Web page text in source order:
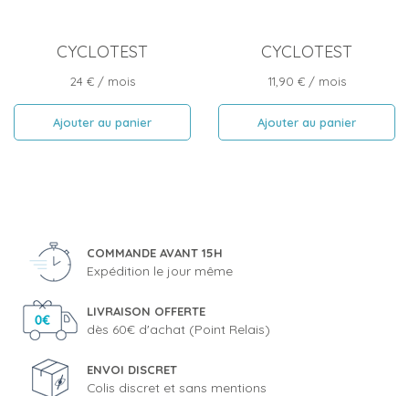
CYCLOTEST
Prix
24 €/ mois
Ajouter au panier
CYCLOTEST
Prix
11,90 €/ mois
Ajouter au panier
COMMANDE AVANT 15H
Expédition le jour même
LIVRAISON OFFERTE
dès 60€ d'achat (Point Relais)
ENVOI DISCRET
Colis discret et sans mentions